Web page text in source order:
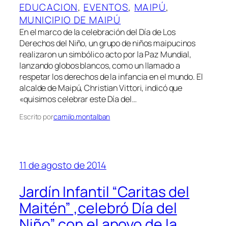
EDUCACION, EVENTOS, MAIPÚ
MUNICIPIO DE MAIPÚ
En el marco de la celebración del Día de Los
Derechos del Niño, un grupo de niños maipucinos
realizaron un simbólico acto por la Paz Mundial,
lanzando globos blancos, como un llamado a
respetar los derechos de la infancia en el mundo. El
alcalde de Maipú, Christian Vittori, indicó que
«quisimos celebrar este Día del…
Escrito porcamilo.montalban
11 de agosto de 2014
Jardín Infantil “Caritas del
Maitén” ,celebró Día del